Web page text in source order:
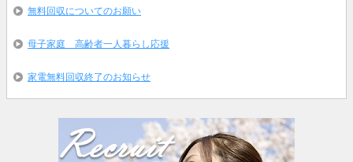
無料回収についてのお願い
母子家庭 高齢者一人暮らし応援
家電無料回収終了のお知らせ